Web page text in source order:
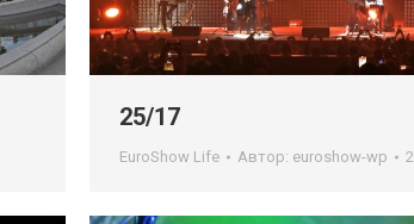
25/17
EuroShow Life Автор: euroshow-wp